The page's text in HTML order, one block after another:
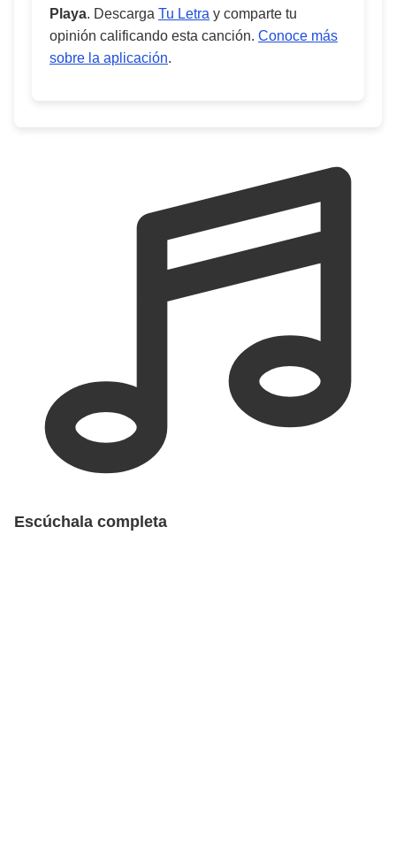
Playa. Descarga Tu Letra y comparte tu
opinión calificando esta canción. Conoce más
sobre la aplicación.
Escúchala completa